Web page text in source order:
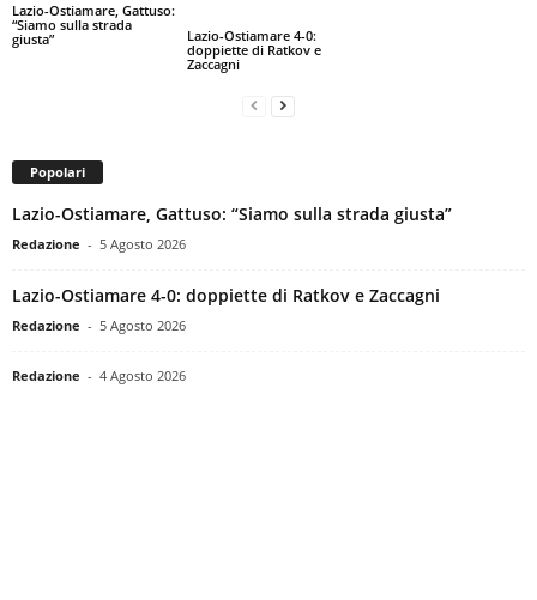
Lazio-Ostiamare, Gattuso:
“Siamo sulla strada
giusta”
Lazio-Ostiamare 4-0:
doppiette di Ratkov e
Zaccagni
Popolari
Lazio-Ostiamare, Gattuso: “Siamo sulla strada giusta”
Redazione - 5 Agosto 2026
Lazio-Ostiamare 4-0: doppiette di Ratkov e Zaccagni
Redazione - 5 Agosto 2026
Redazione - 4 Agosto 2026